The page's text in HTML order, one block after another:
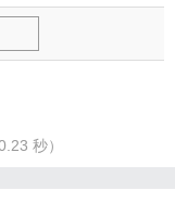
秒）